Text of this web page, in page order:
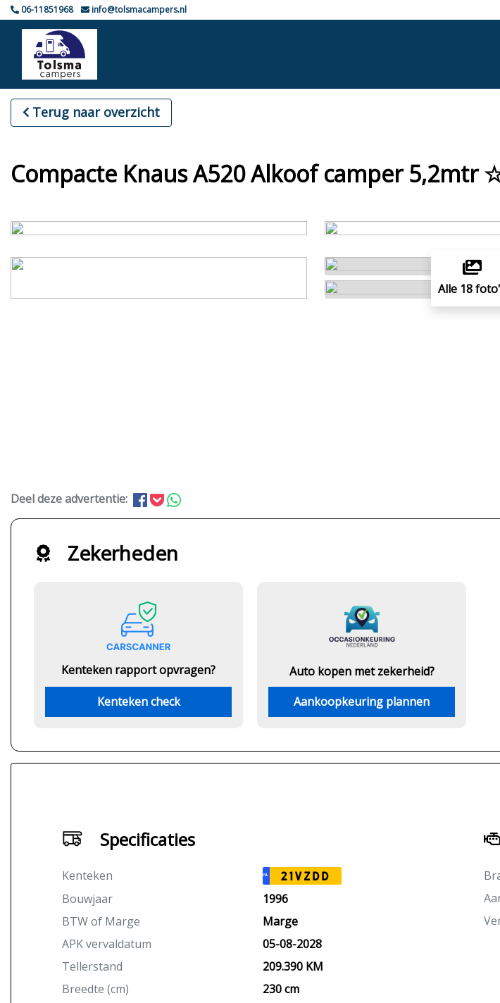
06-11851968 info@tolsmacampers.nl
Terug naar overzicht
Compacte Knaus A520 Alkoof camper
Alle 18
Deel deze advertentie:
Zekerheden
Kenteken rapport opvragen?
Kenteken check
Auto kopen met zekerheid?
Aankoopkeuring plannen
Specificaties
Kenteken NL 21VZDD
Bouwjaar
1996
BTW of Marge
Marge
APK vervaldatum
05-08-2028
Tellerstand
209.390 KM
Breedte (cm)
230 cm